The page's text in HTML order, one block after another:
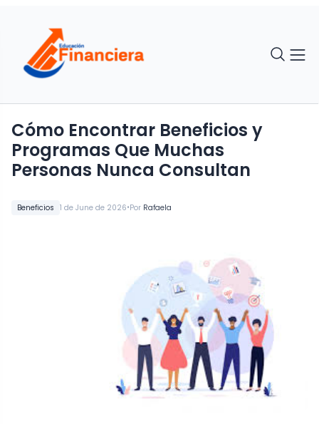
Beneficios 1 de June de 2026•Por Rafaela
Cómo Encontrar Beneficios y
Programas Que Muchas
Personas Nunca Consultan